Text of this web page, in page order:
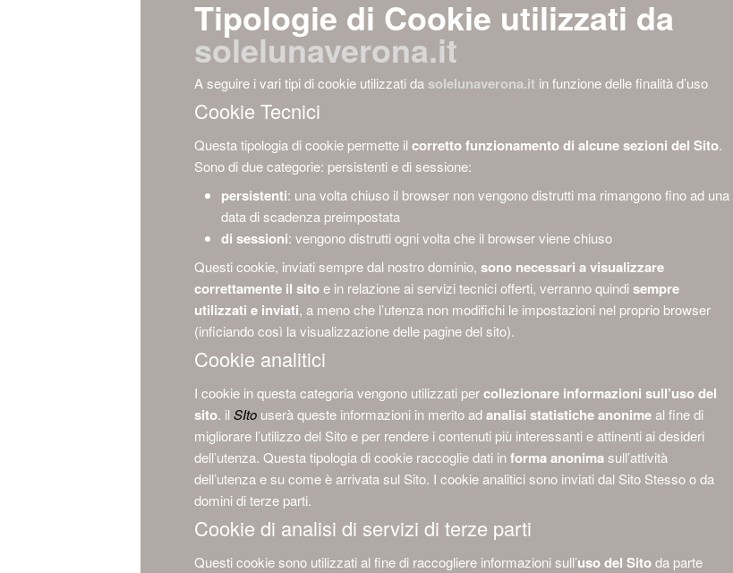
Tipologie di Cookie utilizzati da
solelunaverona.it
A seguire i vari tipi di cookie utilizzati da solelunaverona.it in funzione delle finalità d’uso
Cookie Tecnici
Questa tipologia di cookie permette il corretto funzionamento di alcune sezioni del Sito.
Sono di due categorie: persistenti e di sessione:
persistenti: una volta chiuso il browser non vengono distrutti ma rimangono fino ad una
data di scadenza preimpostata
di sessioni: vengono distrutti ogni volta che il browser viene chiuso
Questi cookie, inviati sempre dal nostro dominio, sono necessari a visualizzare
correttamente il sitoe in relazione ai servizi tecnici offerti, verranno quindisempre
utilizzati e inviati, a meno che l’utenza non modifichi le impostazioni nel proprio browser
(inficiando così la visualizzazione delle pagine del sito).
Cookie analitici
I cookie in questa categoria vengono utilizzati percollezionare informazioni sull’uso del
sito. il SIto userà queste informazioni in merito adanalisi statistiche anonimeal fine di
migliorare l’utilizzo del Sito e per rendere i contenuti più interessanti e attinenti ai desideri
dell’utenza. Questa tipologia di cookie raccoglie dati informa anonima sull’attività
dell’utenza e su come è arrivata sul Sito. I cookie analitici sono inviati dal Sito Stesso o da
domini di terze parti.
Cookie di analisi di servizi di terze parti
Questi cookie sono utilizzati al fine di raccogliere informazioni sull’uso del Sitoda parte